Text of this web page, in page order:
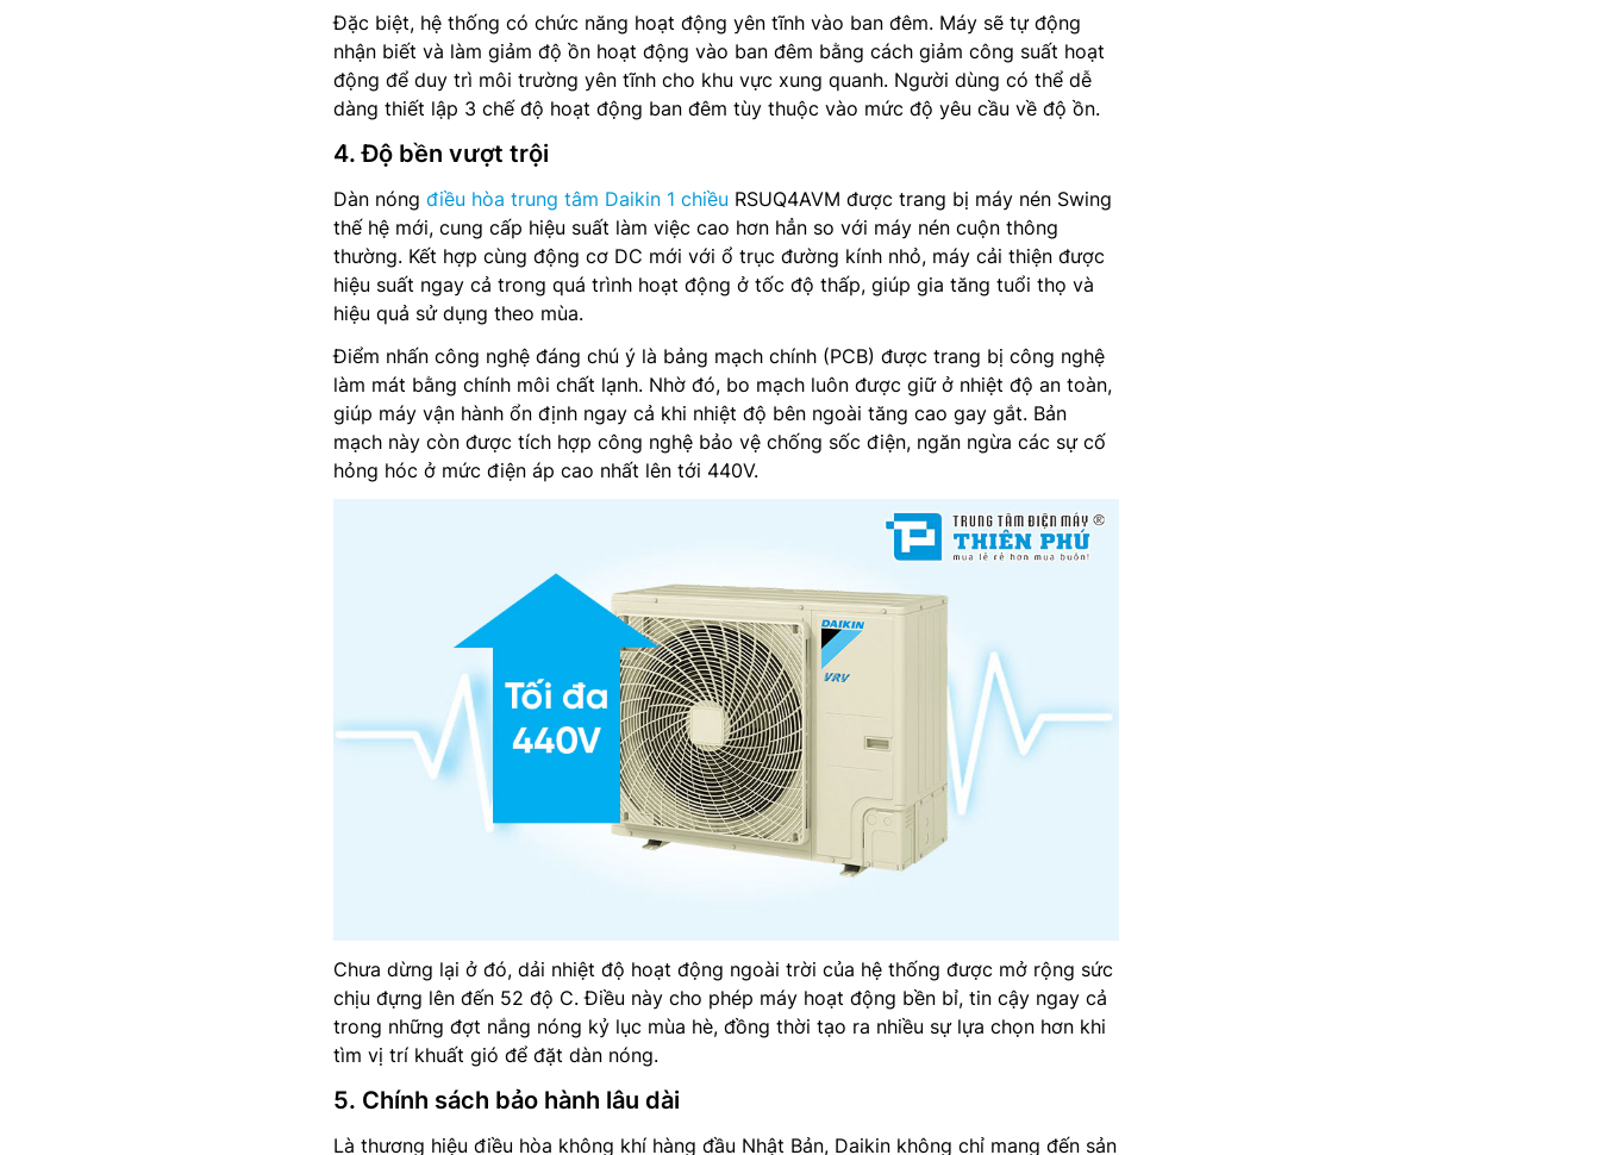
Đặc biệt, hệ thống có chức năng hoạt động yên tĩnh vào ban đêm. Máy sẽ tự động
nhận biết và làm giảm độ ồn hoạt động vào ban đêm bằng cách giảm công suất hoạt
động để duy trì môi trường yên tĩnh cho khu vực xung quanh. Người dùng có thể dễ
dàng thiết lập 3 chế độ hoạt động ban đêm tùy thuộc vào mức độ yêu cầu về độ ồn.
4. Độ bền vượt trội
Dàn nóng điều hòa trung tâm Daikin 1 chiều RSUQ4AVM được trang bị máy nén Swing
thế hệ mới, cung cấp hiệu suất làm việc cao hơn hẳn so với máy nén cuộn thông
thường. Kết hợp cùng động cơ DC mới với ổ trục đường kính nhỏ, máy cải thiện được
hiệu suất ngay cả trong quá trình hoạt động ở tốc độ thấp, giúp gia tăng tuổi thọ và
hiệu quả sử dụng theo mùa.
Điểm nhấn công nghệ đáng chú ý là bảng mạch chính (PCB) được trang bị công nghệ
làm mát bằng chính môi chất lạnh. Nhờ đó, bo mạch luôn được giữ ở nhiệt độ an toàn,
giúp máy vận hành ổn định ngay cả khi nhiệt độ bên ngoài tăng cao gay gắt. Bản
mạch này còn được tích hợp công nghệ bảo vệ chống sốc điện, ngăn ngừa các sự cố
hỏng hóc ở mức điện áp cao nhất lên tới 440V.
Chưa dừng lại ở đó, dải nhiệt độ hoạt động ngoài trời của hệ thống được mở rộng sức
chịu đựng lên đến 52 độ C. Điều này cho phép máy hoạt động bền bỉ, tin cậy ngay cả
trong những đợt nắng nóng kỷ lục mùa hè, đồng thời tạo ra nhiều sự lựa chọn hơn khi
tìm vị trí khuất gió để đặt dàn nóng.
5. Chính sách bảo hành lâu dài
Là thương hiệu điều hòa không khí hàng đầu Nhật Bản, Daikin không chỉ mang đến sản